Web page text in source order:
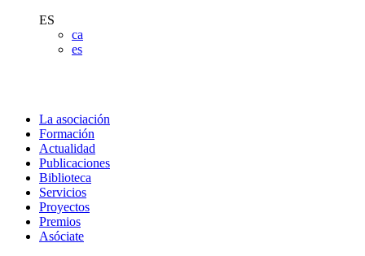
ES
ca
es
La asociación
Formación
Actualidad
Publicaciones
Biblioteca
Servicios
Proyectos
Premios
Asóciate